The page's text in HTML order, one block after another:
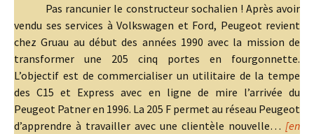
Pas rancunier le constructeur sochalien ! Après avoir
vendu ses services à Volkswagen et Ford, Peugeot revient
chez Gruau au début des années 1990 avec la mission de
transformer une 205 cinq portes en fourgonnette.
L’objectif est de commercialiser un utilitaire de la tempe
des C15 et Express avec en ligne de mire l’arrivée du
Peugeot Patner en 1996. La 205 F permet au réseau Peugeot
d’apprendre à travailler avec une clientèle nouvelle… [en